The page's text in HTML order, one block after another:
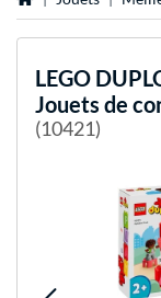
LEGO
Jouets de
(10421)